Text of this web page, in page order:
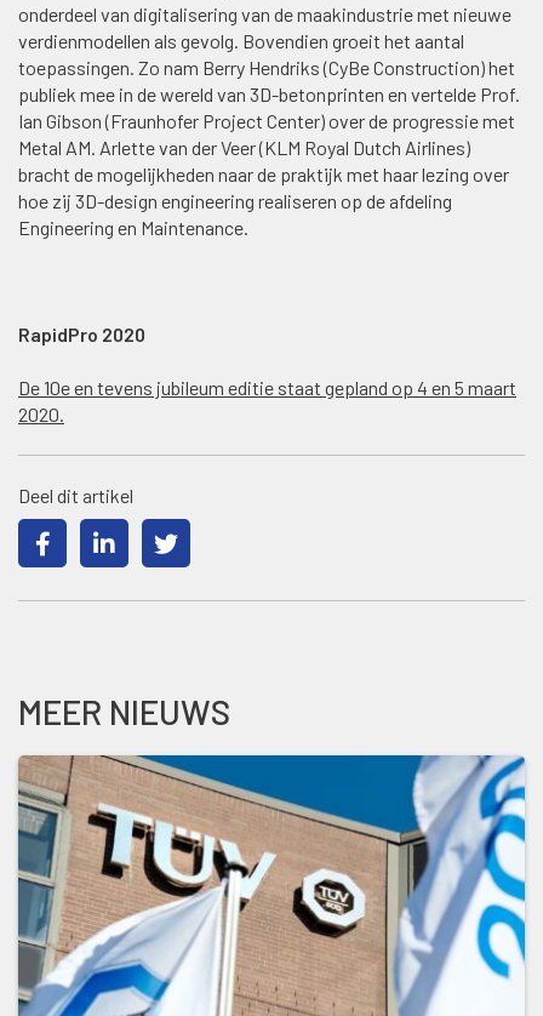
onderdeel van digitalisering van de maakindustrie met nieuwe
verdienmodellen als gevolg. Bovendien groeit het aantal
toepassingen. Zo nam Berry Hendriks (CyBe Construction) het
publiek mee in de wereld van 3D-betonprinten en vertelde Prof.
Ian Gibson (Fraunhofer Project Center) over de progressie met
Metal AM. Arlette van der Veer (KLM Royal Dutch Airlines)
bracht de mogelijkheden naar de praktijk met haar lezing over
hoe zij 3D-design engineering realiseren op de afdeling
Engineering en Maintenance.
RapidPro 2020
De 10e en tevens jubileum editie staat gepland op 4 en 5 maart
2020.
Deel dit artikel
MEER NIEUWS